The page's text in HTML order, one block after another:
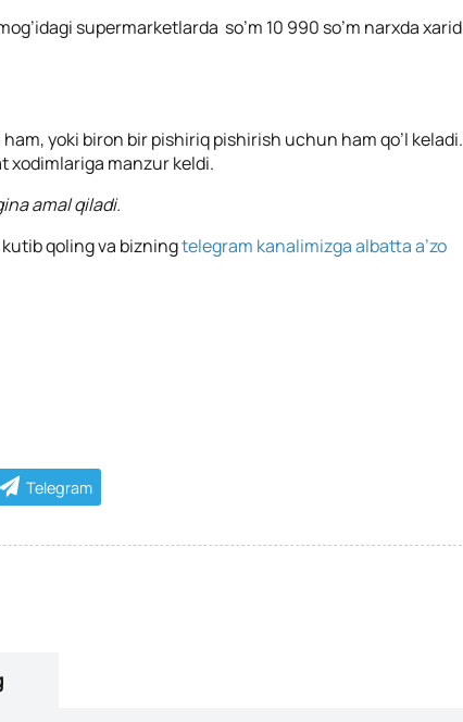
supermarketlarda so’m 10 990 so’m narxda xarid
yoki biron bir pishiriq pishirish uchun ham qo’l keladi.
xodimlariga manzur keldi.
amal qiladi.
qoling va bizningtelegram kanalimizga albatta a’zo
Telegram